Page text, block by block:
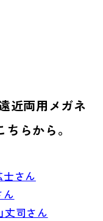
近両用メガネ
らから。
士さん
ん
丈司さん